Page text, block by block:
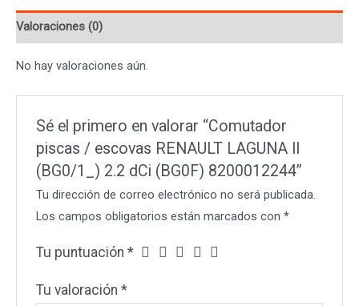
II
(BG0/1_)
dCi
(BG0F)
8200012244
Valoraciones (0)
No hay valoraciones aún.
Sé el primero en valorar “Comutador
piscas / escovas RENAULT LAGUNA II
(BG0/1_) 2.2 dCi (BG0F) 8200012244”
Tu dirección de correo electrónico no será publicada.
Los campos obligatorios están marcados con*
Tu puntuación*
Tu valoración*